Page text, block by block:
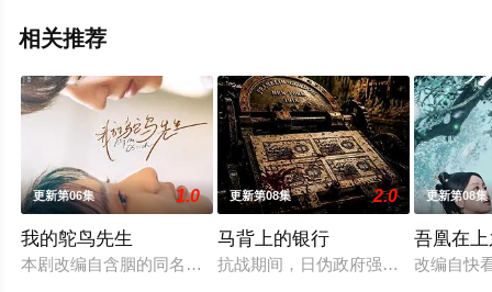
相关推荐
更新第06集 1.0
我的鸵鸟先生
本剧改编自含胭的同名小说，讲述了邻家女孩庞倩（苏晓彤 饰
更新第08集 2.0
马背上的银行
抗战期间，日伪政府强行推广、使用
更新第08集
吾凰在
改编自快